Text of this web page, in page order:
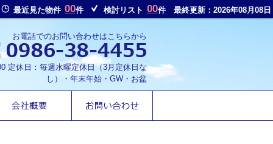
最近見た物件 00件 検討リスト 00件 最終更新：2026年08月08日
お電話でのお問い合わせはこちらから
定休日：毎週水曜定休日（3月定休日な
し）・年末年始・GW・お盆